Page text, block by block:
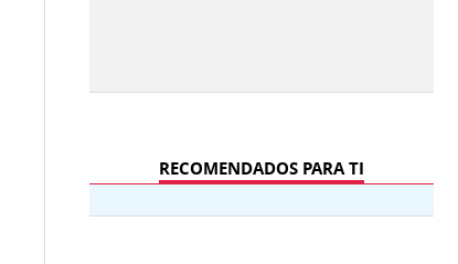
RECOMENDADOS PARA TI